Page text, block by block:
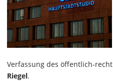
Verfassung des öffentlich-
Riegel.